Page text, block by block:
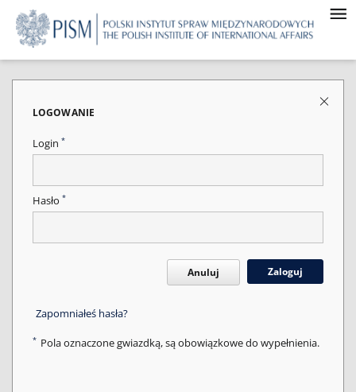
LOGOWANIE
Login *
Hasło *
Anuluj Zaloguj
Zapomniałeś hasła?
* Pola oznaczone gwiazdką, są obowiązkowe do wypełnienia.